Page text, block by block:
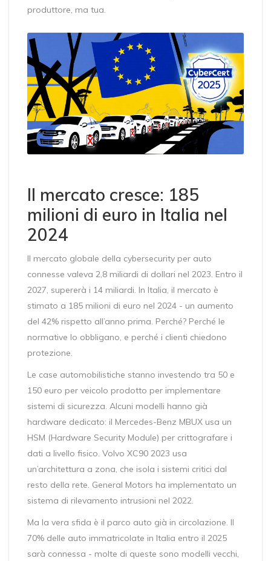
produttore, ma tua.
Il mercato cresce: 185
milioni di euro in Italia nel
2024
Il mercato globale della cybersecurity per auto
connesse valeva 2,8 miliardi di dollari nel 2023. Entro il
2027, supererà i 14 miliardi. In Italia, il mercato è
stimato a 185 milioni di euro nel 2024 - un aumento
del 42% rispetto all’anno prima. Perché? Perché le
normative lo obbligano, e perché i clienti chiedono
protezione.
Le case automobilistiche stanno investendo tra 50 e
150 euro per veicolo prodotto per implementare
sistemi di sicurezza. Alcuni modelli hanno già
hardware dedicato: il Mercedes-Benz MBUX usa un
HSM (Hardware Security Module) per crittografare i
dati a livello fisico. Volvo XC90 2023 usa
un’architettura a zona, che isola i sistemi critici dal
resto della rete. General Motors ha implementato un
sistema di rilevamento intrusioni nel 2022.
Ma la vera sfida è il parco auto già in circolazione. Il
70% delle auto immatricolate in Italia entro il 2025
sarà connessa - molte di queste sono modelli vecchi,